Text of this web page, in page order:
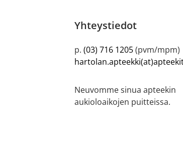
Yhteystiedot
p. (03) 716 1205(pvm/mpm)
Neuvomme sinua apteekin
aukioloaikojen puitteissa.